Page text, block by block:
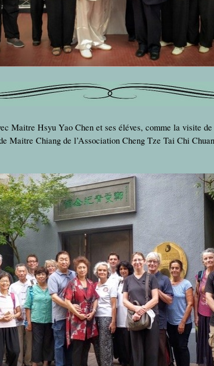
Maitre Hsyu Yao Chen et ses éléves, comme la visite
Maitre Chiang de l’Association Cheng Tze Tai Chi